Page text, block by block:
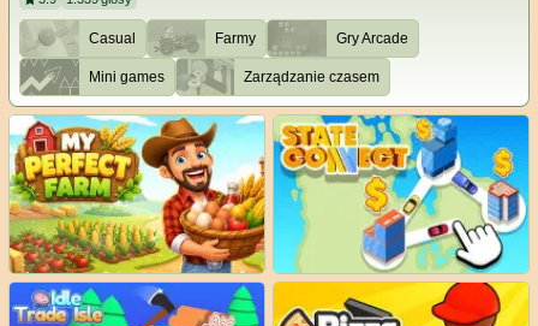
Casual Farmy Gry Arcade
Mini games Zarządzanie czasem